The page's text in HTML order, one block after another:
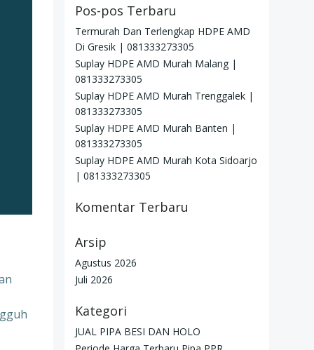
Pos-pos Terbaru
Termurah Dan Terlengkap HDPE AMD
Di Gresik | 081333273305
Suplay HDPE AMD Murah Malang |
081333273305
Suplay HDPE AMD Murah Trenggalek |
081333273305
Suplay HDPE AMD Murah Banten |
081333273305
Suplay HDPE AMD Murah Kota Sidoarjo
| 081333273305
Komentar Terbaru
Arsip
Agustus 2026
Juli 2026
Kategori
JUAL PIPA BESI DAN HOLO